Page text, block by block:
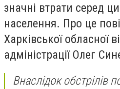
значні втрати серед
населення. Про це
Харківської обласної
адміністрації Олег
Внаслідок обстрілів